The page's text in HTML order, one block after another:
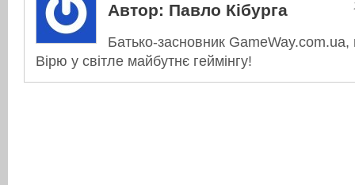
Автор: Павло Кібурга
Батько-засновник
Вірю у світле майбутнє геймінгу!